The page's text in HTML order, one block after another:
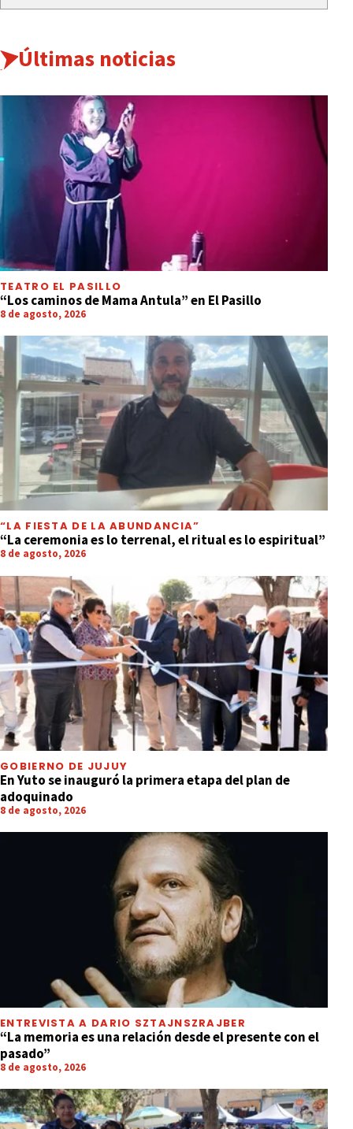
INFORMACIÓN GENERAL
Más de 300 emprendedores participan
de Regiones Vivas en la capital
INFORMACIÓN GENERAL
Emocionante entrega de los premios
San Salvador 2026
INTERNACIONALES
Una pitón de 7 metros mató y tragó
entero a un hombre que volvía de una
fiesta
Últimas noticias
TEATRO EL PASILLO
“Los caminos de Mama Antula” en El Pasillo
8 de agosto, 2026
“LA FIESTA DE LA ABUNDANCIA”
“La ceremonia es lo terrenal, el ritual es lo espiritual”
8 de agosto, 2026
GOBIERNO DE JUJUY
En Yuto se inauguró la primera etapa del plan de
adoquinado
8 de agosto, 2026
ENTREVISTA A DARIO SZTAJNSZRAJBER
“La memoria es una relación desde el presente con el
pasado”
8 de agosto, 2026